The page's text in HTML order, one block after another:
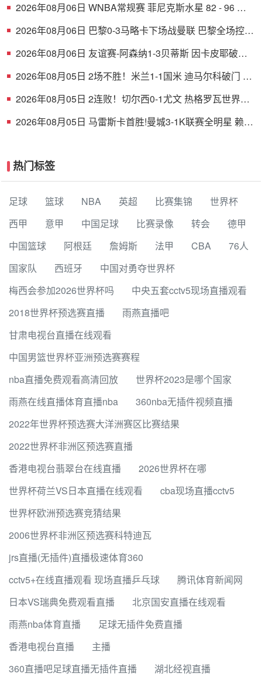
2026年08月06日 WNBA常规赛 菲尼克斯水星 82 - 96 亚
2026年08月06日 巴黎0-3马略卡下场战曼联 巴黎全场控球
2026年08月06日 友谊赛-阿森纳1-3贝蒂斯 因卡皮耶破门
2026年08月05日 2场不胜！米兰1-1国米 迪马尔科破门 恩
2026年08月05日 2连败！切尔西0-1尤文 热格罗瓦世界波
2026年08月05日 马雷斯卡首胜!曼城3-1K联赛全明星 赖因
热门标签
足球 篮球 NBA 英超 比赛集锦
世界杯
西甲
意甲 中国足球 比赛录像 转会
德甲
中国篮球
阿根廷 詹姆斯 法甲 CBA
76人
国家队
西班牙
中国对勇夺世界杯
梅西会参加2026世界杯吗
中央五套cctv5现场直播观看
2018世界杯预选赛直播
雨燕直播吧
甘肃电视台直播在线观看
中国男篮世界杯亚洲预选赛赛程
nba直播免费观看高清回放
世界杯2023是哪个国家
雨燕在线直播体育直播nba
360nba无插件视频直播
2022年世界杯预选赛大洋洲赛区比赛结果
2022世界杯非洲区预选赛直播
香港电视台翡翠台在线直播
2026世界杯在哪
世界杯荷兰VS日本直播在线观看
cba现场直播cctv5
世界杯欧洲预选赛竞猜结果
2006世界杯非洲区预选赛科特迪瓦
jrs直播(无插件)直播极速体育360
cctv5+在线直播观看 现场直播乒乓球
腾讯体育新闻网
日本VS瑞典免费观看直播
北京国安直播在线观看
雨燕nba体育直播
足球无插件免费直播
香港电视台直播
主播
360直播吧足球直播无插件直播
湖北经视直播